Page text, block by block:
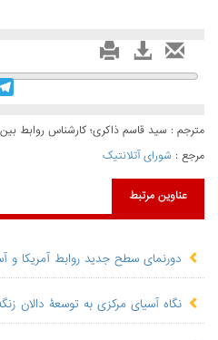
مترجم : سید قاسم ذاکری؛ کارشناس روابط
مرجع : شورای آتلانتیک
عناوین مرتبط
دورنمای سطح جدید روابط آمریکا و
نگاه آسیای مرکزی به توسعۀ دالان